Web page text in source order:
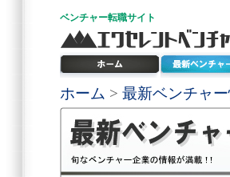
ベンチャー転職サイト
ホーム > 最新ベンチャ